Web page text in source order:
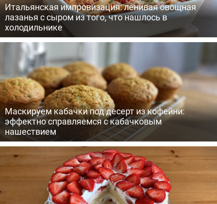
Итальянская импровизация: ленивая овощная
лазанья с сыром из того, что нашлось в
холодильнике
Маскируем кабачки под десерт из кофейни:
эффектно справляемся с кабачковым
нашествием